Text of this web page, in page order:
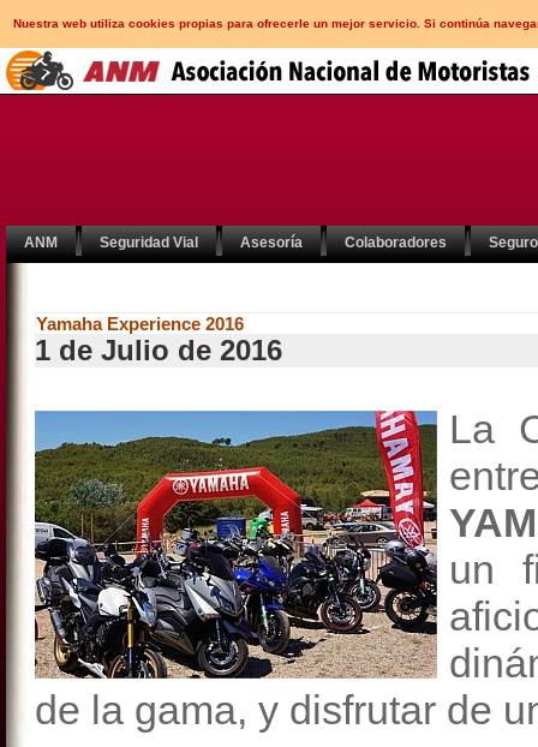
Nuestra web utiliza cookies propias para ofrecerle un mejor servicio. Si continúa
ANM Seguridad Vial Asesoría Colaboradores
Yamaha Experience 2016
1 de Julio de 2016
La
un
de la gama, y disfrutar de